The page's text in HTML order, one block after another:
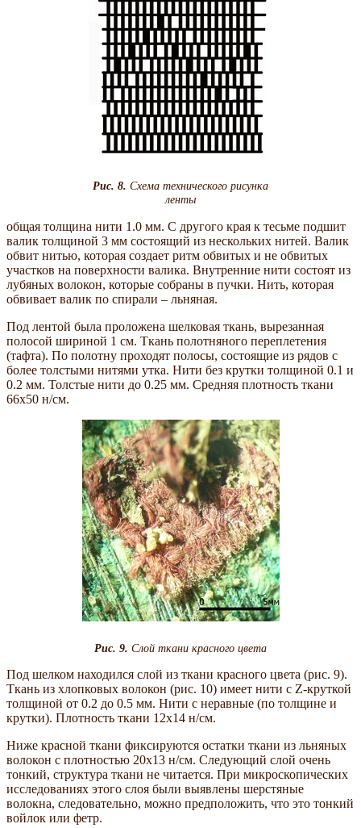
Рис. 8. Схема технического рисунка
ленты
общая толщина нити 1.0 мм. С другого края к тесьме подшит
валик толщиной 3 мм состоящий из нескольких нитей. Валик
обвит нитью, которая создает ритм обвитых и не обвитых
участков на поверхности валика. Внутренние нити состоят из
лубяных волокон, которые собраны в пучки. Нить, которая
обвивает валик по спирали – льняная.
Под лентой была проложена шелковая ткань, вырезанная
полосой шириной 1 см. Ткань полотняного переплетения
(тафта). По полотну проходят полосы, состоящие из рядов с
более толстыми нитями утка. Нити без крутки толщиной 0.1 и
0.2 мм. Толстые нити до 0.25 мм. Средняя плотность ткани
66х50 н/см.
Рис. 9. Слой ткани красного цвета
Под шелком находился слой из ткани красного цвета (рис. 9).
Ткань из хлопковых волокон (рис. 10) имеет нити с Z-круткой
толщиной от 0.2 до 0.5 мм. Нити с неравные (по толщине и
крутки). Плотность ткани 12х14 н/см.
Ниже красной ткани фиксируются остатки ткани из льняных
волокон с плотностью 20х13 н/см. Следующий слой очень
тонкий, структура ткани не читается. При микроскопических
исследованиях этого слоя были выявлены шерстяные
волокна, следовательно, можно предположить, что это тонкий
войлок или фетр.